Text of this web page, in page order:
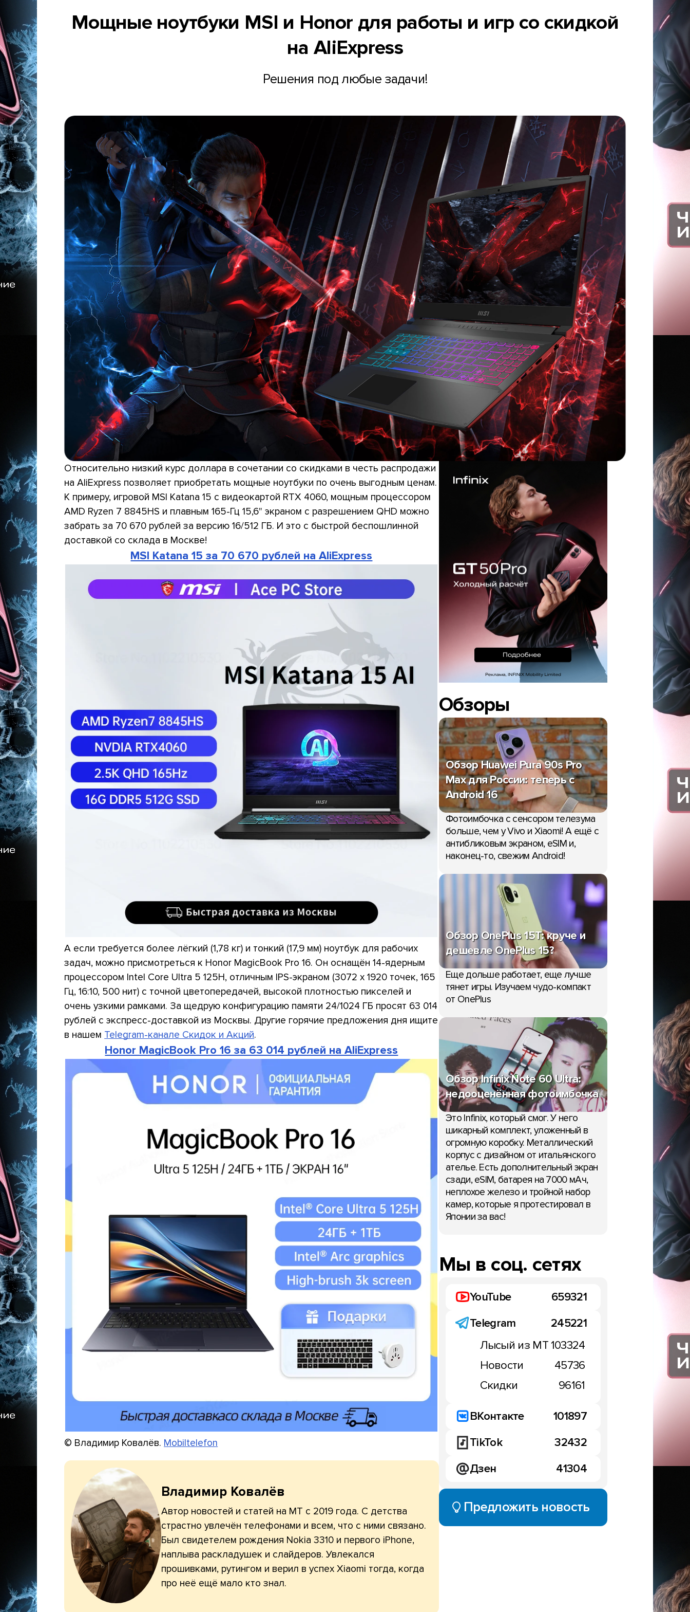
Мощные ноутбуки MSI и Honor для работы и игр со скидкой
на AliExpress
Решения под любые задачи!
Относительно низкий курс доллара в сочетании со скидками в честь распродажи
на AliExpress позволяет приобретать мощные ноутбуки по очень выгодным ценам.
К примеру, игровой MSI Katana 15 с видеокартой RTX 4060, мощным процессором
AMD Ryzen 7 8845HS и плавным 165-Гц 15,6" экраном с разрешением QHD можно
забрать за 70 670 рублей за версию 16/512 ГБ. И это с быстрой беспошлинной
доставкой со склада в Москве!
MSI Katana 15 за 70 670 рублей на AliExpress
А если требуется более лёгкий (1,78 кг) и тонкий (17,9 мм) ноутбук для рабочих
задач, можно присмотреться к Honor MagicBook Pro 16. Он оснащён 14-ядерным
процессором Intel Core Ultra 5 125H, отличным IPS-экраном (3072 x 1920 точек, 165
Гц, 16:10, 500 нит) с точной цветопередачей, высокой плотностью пикселей и
очень узкими рамками. За щедрую конфигурацию памяти 24/1024 ГБ просят 63 014
рублей с экспресс-доставкой из Москвы. Другие горячие предложения дня ищите
в нашем Telegram-канале Скидок и Акций.
Honor MagicBook Pro 16 за 63 014 рублей на AliExpress
© Владимир Ковалёв. Mobiltelefon
Владимир Ковалёв
Автор новостей и статей на МТ с 2019 года. С детства
страстно увлечён телефонами и всем, что с ними связано.
Был свидетелем рождения Nokia 3310 и первого iPhone,
наплыва раскладушек и слайдеров. Увлекался
прошивками, рутингом и верил в успех Xiaomi тогда, когда
про неё ещё мало кто знал.
Обзоры
Обзор Huawei Pura 90s Pro
Max для России: теперь с
Android 16
Фотоимбочка с сенсором телезума
больше, чем у Vivo и Xiaomi! А ещё с
антибликовым экраном, eSIM и,
наконец-то, свежим Android!
Обзор OnePlus 15T: круче и
дешевле OnePlus 15?
Еще дольше работает, еще лучше
тянет игры. Изучаем чудо-компакт
от OnePlus
Обзор Infinix Note 60 Ultra:
недооценённая фотоимбочка
Это Infinix, который смог. У него
шикарный комплект, уложенный в
огромную коробку. Металлический
корпус с дизайном от итальянского
ателье. Есть дополнительный экран
сзади, eSIM, батарея на 7000 мАч,
неплохое железо и тройной набор
камер, которые я протестировал в
Японии за вас!
Мы в соц. сетях
YouTube
659321
Telegram
245221
Лысый из МТ103324
Новости
45736
Скидки
96161
ВКонтакте
101897
TikTok
32432
Дзен
41304
Предложить новость